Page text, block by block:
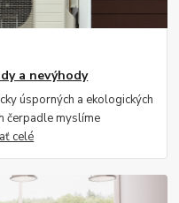
a nevýhody
úsporných a ekologických
čerpadle myslíme
celé